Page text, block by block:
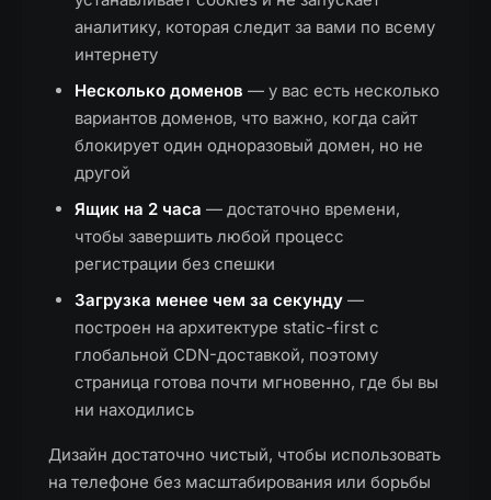
аналитику, которая следит за вами по всему
интернету
Несколько доменов — у вас есть несколько
вариантов доменов, что важно, когда сайт
блокирует один одноразовый домен, но не
другой
Ящик на 2 часа — достаточно времени,
чтобы завершить любой процесс
регистрации без спешки
Загрузка менее чем за секунду —
построен на архитектуре static-first с
глобальной CDN-доставкой, поэтому
страница готова почти мгновенно, где бы вы
ни находились
Дизайн достаточно чистый, чтобы использовать
на телефоне без масштабирования или борьбы